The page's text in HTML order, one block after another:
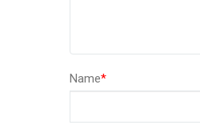
Name*